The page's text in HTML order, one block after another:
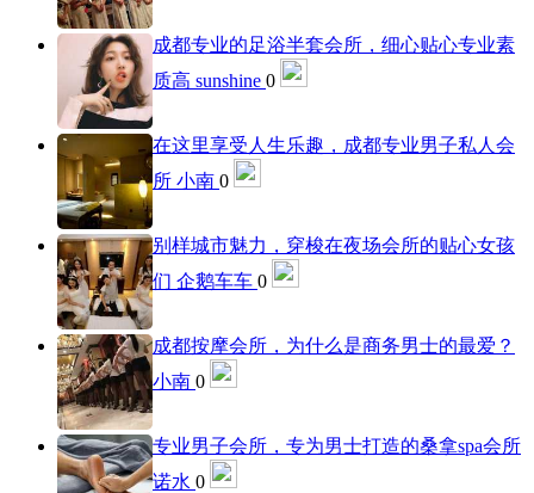
成都专业的足浴半套会所，细心贴心专业素
质高 sunshine 0
在这里享受人生乐趣，成都专业男子私人会
所 小南 0
别样城市魅力，穿梭在夜场会所的贴心女孩
们 企鹅车车 0
成都按摩会所，为什么是商务男士的最爱？
小南 0
专业男子会所，专为男士打造的桑拿spa会所
诺水 0